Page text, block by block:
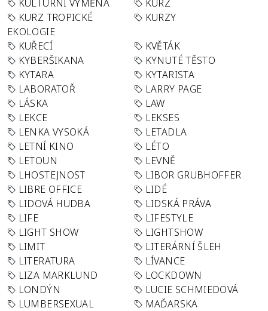
KULTURNÍ VÝMĚNA
KURZ
KURZ TROPICKÉ
EKOLOGIE
KURZY
KUŘECÍ
KVĚTÁK
KYBERŠIKANA
KYNUTÉ TĚSTO
KYTARA
KYTARISTA
LABORATOŘ
LARRY PAGE
LÁSKA
LAW
LEKCE
LEKSES
LENKA VYSOKÁ
LETADLA
LETNÍ KINO
LÉTO
LETOUN
LEVNĚ
LHOSTEJNOST
LIBOR GRUBHOFFER
LIBRE OFFICE
LIDÉ
LIDOVÁ HUDBA
LIDSKÁ PRÁVA
LIFE
LIFESTYLE
LIGHT SHOW
LIGHTSHOW
LIMIT
LITERÁRNÍ ŠLEH
LITERATURA
LÍVANCE
LIZA MARKLUND
LOCKDOWN
LONDÝN
LUCIE SCHMIEDOVÁ
LUMBERSEXUAL
MAĎARSKA